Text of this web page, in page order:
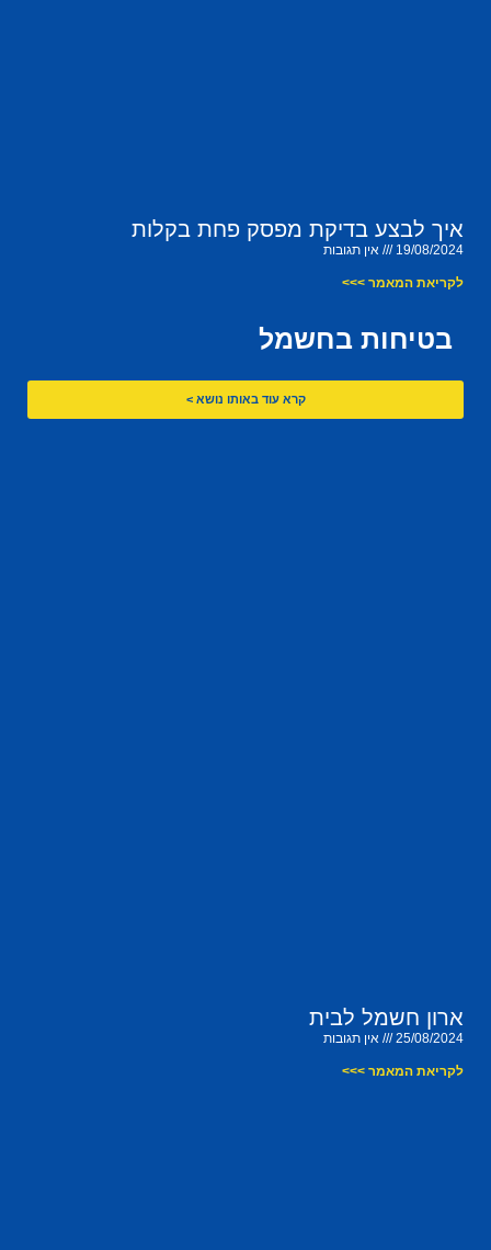
איך לבצע בדיקת מפסק פחת בקלות
19/08/2024 אין תגובות
לקריאת המאמר >>>
בטיחות בחשמל
קרא עוד באותו נושא >
ארון חשמל לבית
25/08/2024 אין תגובות
לקריאת המאמר >>>